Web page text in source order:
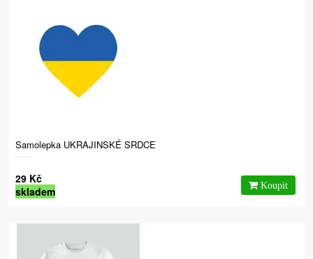
Samolepka UKRAJINSKÉ SRDCE
29 Kč
skladem